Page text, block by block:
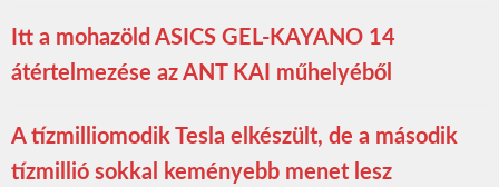
Itt a mohazöld ASICS GEL-KAYANO 14
átértelmezése az ANT KAI műhelyéből
A tízmilliomodik Tesla elkészült, de a második
tízmillió sokkal keményebb menet lesz